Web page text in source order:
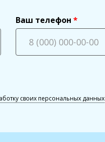
Ваш телефон
своих персональных данных